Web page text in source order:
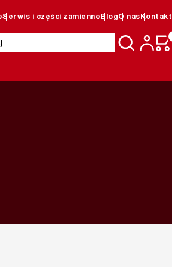
Serwis i części zamienne BlogO nas Kontakt